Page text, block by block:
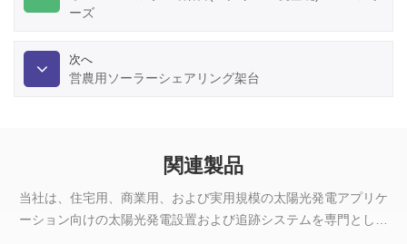
ーズ
次へ
営農用ソーラーシェアリング架台
関連製品
当社は、住宅用、商業用、および実用規模の太陽光発電アプリケ
ーション向けの太陽光発電設置および追跡システムを専門として